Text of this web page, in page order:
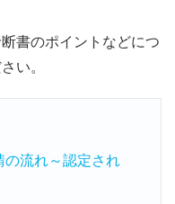
書のポイントなどにつ
い。
の流れ～認定され